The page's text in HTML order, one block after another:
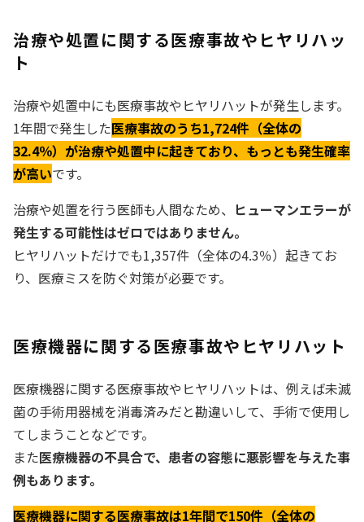
治療や処置に関する医療事故やヒヤリハッ
ト
治療や処置中にも医療事故やヒヤリハットが発生します。
1年間で発生した医療事故のうち1,724件（全体の
32.4％）が治療や処置中に起きており、もっとも発生確率
が高いです。
治療や処置を行う医師も人間なため、 ヒューマンエラーが
発生する可能性はゼロではありません。
ヒヤリハットだけでも1,357件（全体の4.3％）起きてお
り、医療ミスを防ぐ対策が必要です。
医療機器に関する医療事故やヒヤリハット
医療機器に関する医療事故やヒヤリハットは、例えば未滅
菌の手術用器械を消毒済みだと勘違いして、手術で使用し
てしまうことなどです。
また医療機器の不具合で、患者の容態に悪影響を与えた事
例もあります。
医療機器に関する医療事故は1年間で150件（全体の